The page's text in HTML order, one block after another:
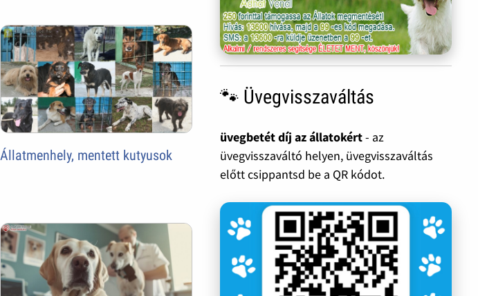
Állatmenhely, mentett kutyusok
🐾 Üvegvisszaváltás
üvegbetét díj az állatokért- az
üvegvisszaváltó helyen, üvegvisszaváltás
előtt csippantsd be a QR kódot.